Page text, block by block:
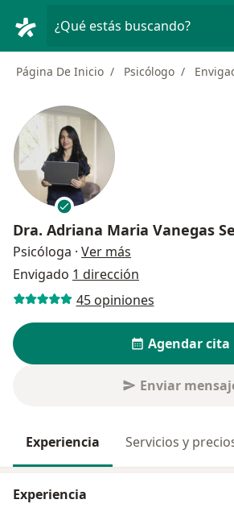
¿Qué estás buscando?
Página De Inicio Psicólogo
Dra. Adriana Maria Vanegas
Psicóloga · Ver más
Envigado 1 dirección
45 opiniones
Agendar cita
Enviar
Experiencia Servicios y
Experiencia